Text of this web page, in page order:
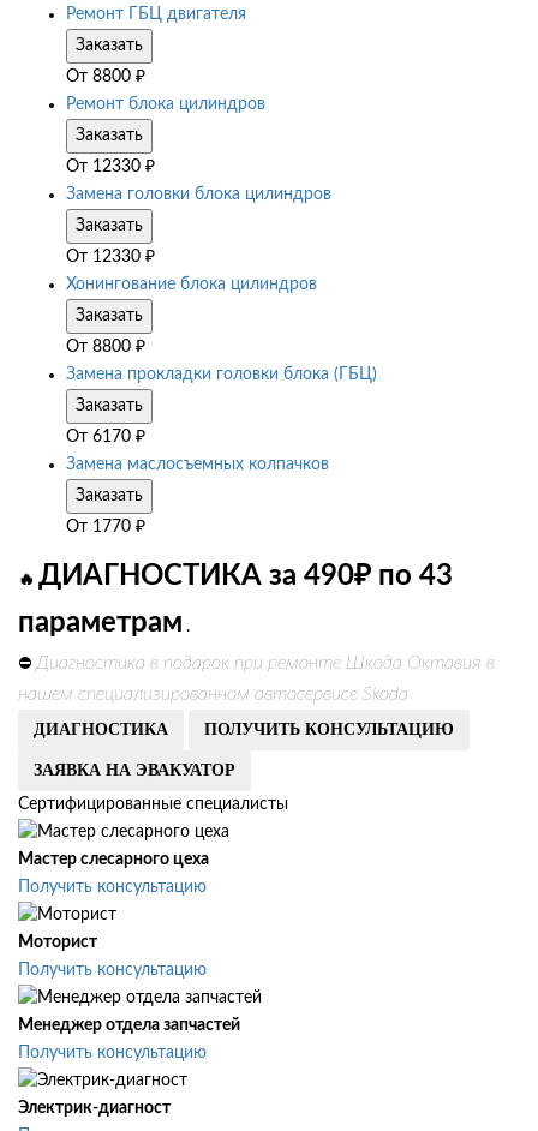
Ремонт ГБЦ двигателя
Заказать
От 8800 ₽
Ремонт блока цилиндров
Заказать
От 12330 ₽
Замена головки блока цилиндров
Заказать
От 12330 ₽
Хонингование блока цилиндров
Заказать
От 8800 ₽
Замена прокладки головки блока (ГБЦ)
Заказать
От 6170 ₽
Замена маслосъемных колпачков
Заказать
От 1770 ₽
🔥 ДИАГНОСТИКА за 490₽ по 43
параметрам .
⛔ Диагностика в подарок при ремонте Шкода Октавия в
нашем специализированном автосервисе Skoda
ДИАГНОСТИКА ПОЛУЧИТЬ КОНСУЛЬТАЦИЮ
ЗАЯВКА НА ЭВАКУАТОР
Сертифицированные специалисты
Мастер слесарного цеха
Получить консультацию
Моторист
Получить консультацию
Менеджер отдела запчастей
Получить консультацию
Электрик-диагност